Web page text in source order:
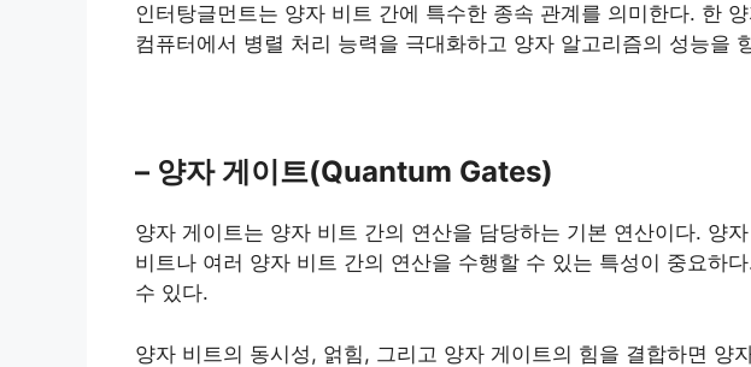
인터탕글먼트는 양자 비트 간에 특수한 종속 관계를 의미한다. 한
컴퓨터에서 병렬 처리 능력을 극대화하고 양자 알고리즘의 성능을
– 양자 게이트(Quantum Gates)
양자 게이트는 양자 비트 간의 연산을 담당하는 기본 연산이다. 양
비트나 여러 양자 비트 간의 연산을 수행할 수 있는 특성이 중요하
수 있다.
양자 비트의 동시성, 얽힘, 그리고 양자 게이트의 힘을 결합하면